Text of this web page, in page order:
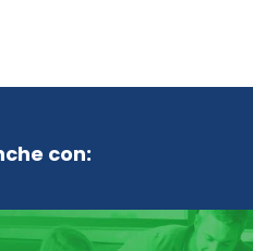
con: